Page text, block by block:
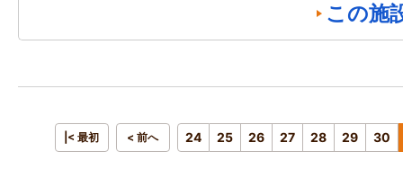
この施
|< 最初 < 前へ 24 25 26 27 28 29 30